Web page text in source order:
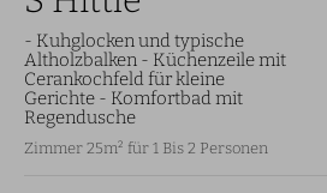
- Kuhglocken und typische
Altholzbalken - Küchenzeile mit
Cerankochfeld für kleine
Gerichte - Komfortbad mit
Regendusche
Zimmer 25m² für 1 Bis 2 Personen